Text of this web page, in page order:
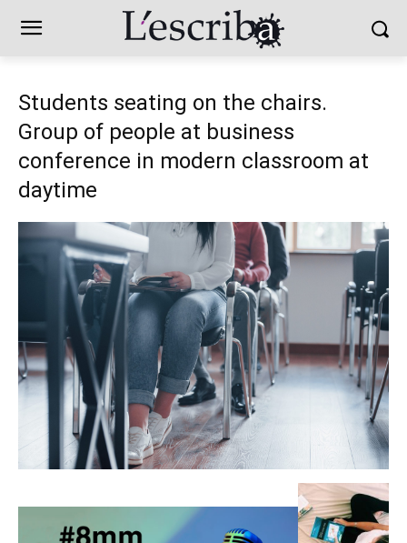
Students seating on the chairs.
Group of people at business
conference in modern classroom at
daytime